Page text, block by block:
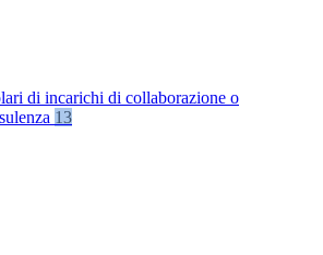
di incarichi di collaborazione o
13